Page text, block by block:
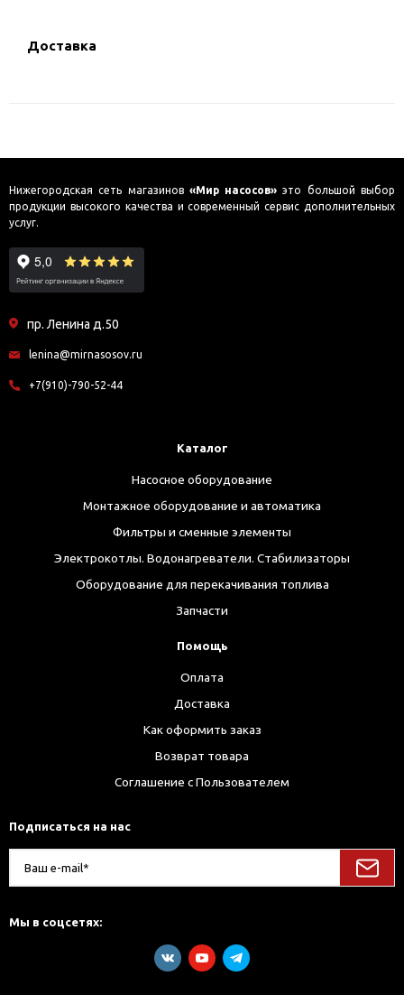
Доставка
Нижегородская сеть магазинов «Мир насосов» это большой выбор
продукции высокого качества и современный сервис дополнительных
услуг.
пр. Ленина д.50
lenina@mirnasosov.ru
+7(910)-790-52-44
Каталог
Насосное оборудование
Монтажное оборудование и автоматика
Фильтры и сменные элементы
Электрокотлы. Водонагреватели. Стабилизаторы
Оборудование для перекачивания топлива
Запчасти
Помощь
Оплата
Доставка
Как оформить заказ
Возврат товара
Соглашение с Пользователем
Подписаться на нас
Мы в соцсетях: